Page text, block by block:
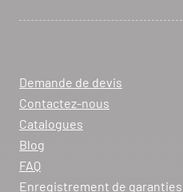
Demande de devis
Contactez-nous
Catalogues
Blog
FAQ
Enregistrement de garanties